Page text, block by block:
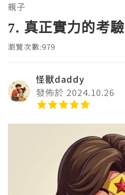
親子
7. 真正實力的考驗
瀏覽次數:979
怪獸daddy
發佈於 2024.10.26